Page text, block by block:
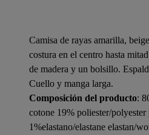
Camisa de rayas amarilla,
costura en el centro hasta
de madera y un bolsillo.
Cuello y manga larga.
Composición del producto:
cotone 19% poliester/polyester
1%elastano/elastane elastan/